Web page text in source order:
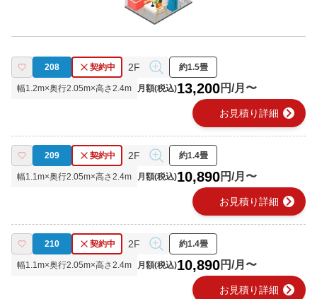
208 契約中 2F 約1.5畳
幅1.2m×奥行2.05m×高さ2.4m 月額(税込)13,200円/月〜
お見積り詳細 chevron_right
209 契約中 2F 約1.4畳
幅1.1m×奥行2.05m×高さ2.4m 月額(税込)10,890円/月〜
お見積り詳細 chevron_right
210 契約中 2F 約1.4畳
幅1.1m×奥行2.05m×高さ2.4m 月額(税込)10,890円/月〜
お見積り詳細 chevron_right